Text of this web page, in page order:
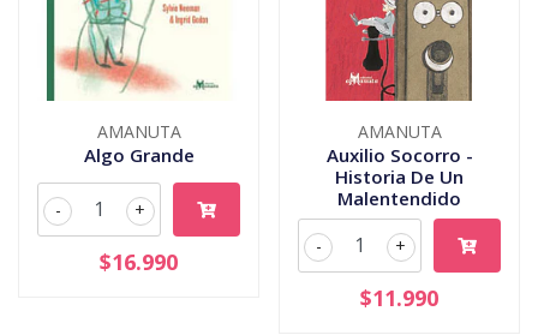
AMANUTA
Algo Grande
+
-
$16.990
AMANUTA
Auxilio Socorro -
Historia De Un
Malentendido
+
-
$11.990